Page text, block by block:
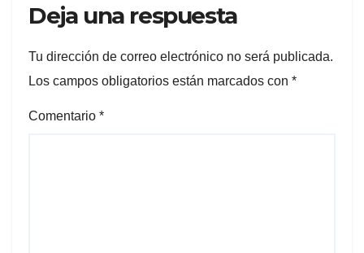
Deja una respuesta
Tu dirección de correo electrónico no será publicada.
Los campos obligatorios están marcados con *
Comentario *